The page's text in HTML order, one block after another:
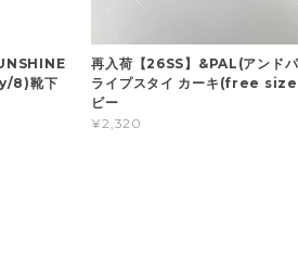
8)靴下
再入荷【26SS】&PAL(アンド
ライプスタイ カーキ(free
ビー
¥2,320